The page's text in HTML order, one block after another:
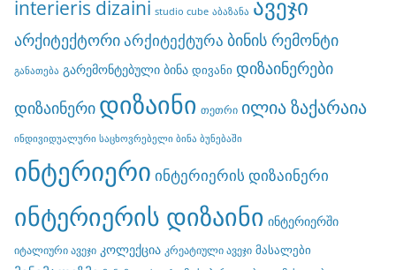
interieris dizaini studio cube აბაზანა ავეჯი
არქიტექტორიარქიტექტურა ბინის რემონტი
განათება გარემონტებული ბინა დივანი დიზაინერები
დიზაინერი დიზაინი თეთრი ილია ზაქარაია
ინდივიდუალური საცხოვრებელი ბინა ბუნებაში
ინტერიერი ინტერიერის დიზაინერი
ინტერიერის დიზაინი ინტერიერში
იტალიური ავეჯი კოლექცია კრეატიული ავეჯი მასალები